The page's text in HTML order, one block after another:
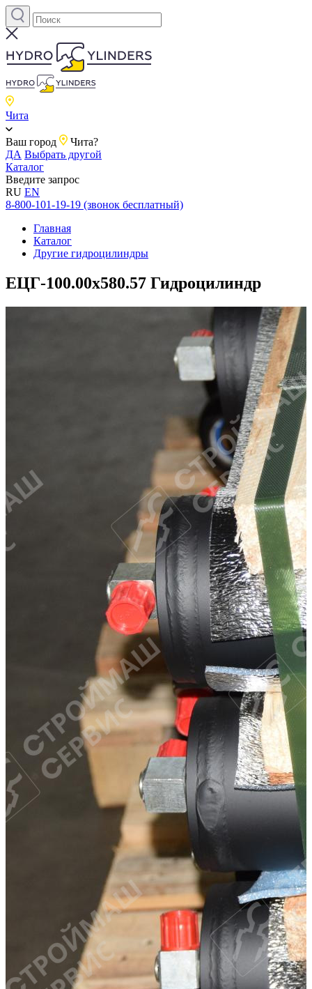
Чита
Ваш город
Чита?
ДА Выбрать другой
Каталог
Введите запрос
RU EN
8-800-101-19-19 (звонок бесплатный)
Главная
Каталог
Другие гидроцилиндры
ЕЦГ-100.00х580.57 Гидроцилиндр